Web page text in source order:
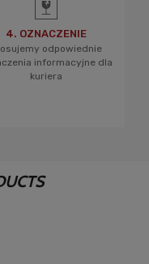
4. OZNACZENIE
odpowiednie
informacyjne dla
kuriera